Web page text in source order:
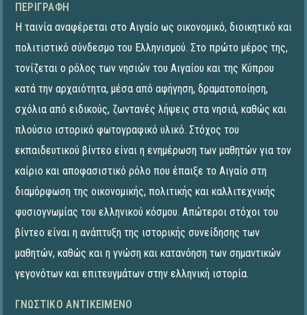
ΠΕΡΙΓΡΑΦΉ
Η ταινία αναφέρεται στο Αιγαίο ως οικονομικό, διοικητικό και
πολιτιστικό σύνδεσμο του Ελληνισμού. Στο πρώτο μέρος της,
τονίζεται ο ρόλος των νησιών του Αιγαίου και της Κύπρου
κατά την αρχαιότητα, μέσα από αφήγηση, δραματοποίηση,
σχόλια από ειδικούς, ζωντανές λήψεις στα νησιά, καθώς και
πλούσιο ιστορικό φωτογραφικό υλικό. Στόχος του
εκπαιδευτικού βίντεο είναι η ενημέρωση των μαθητών για τον
καίριο και αποφασιστικό ρόλο που έπαιξε το Αιγαίο στη
διαμόρφωση της οικονομικής, πολιτικής και καλλιτεχνικής
φυσιογνωμίας του ελληνικού κόσμου. Απώτεροι στόχοι του
βίντεο είναι η ανάπτυξη της ιστορικής συνείδησης των
μαθητών, καθώς και η γνώση και κατανόηση των σημαντικών
γεγονότων και επιτευγμάτων στην ελληνική ιστορία.​
ΓΝΩΣΤΙΚΌ ΑΝΤΙΚΕΊΜΕΝΟ